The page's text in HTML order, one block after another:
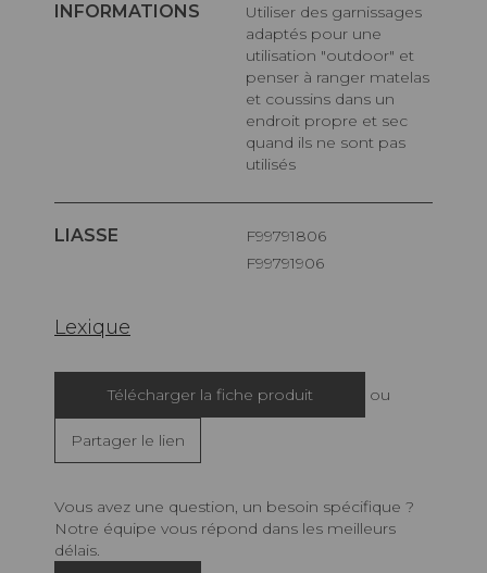
INFORMATIONS
Utiliser des garnissages
adaptés pour une
utilisation "outdoor" et
penser à ranger matelas
et coussins dans un
endroit propre et sec
quand ils ne sont pas
utilisés
LIASSE
F99791806
F99791906
Lexique
Télécharger la fiche produit ou
Partager le lien
Vous avez une question, un besoin spécifique ?
Notre équipe vous répond dans les meilleurs
délais.